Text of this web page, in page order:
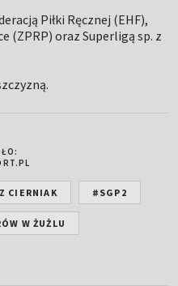
Piłki Ręcznej (EHF),
(ZPRP) oraz Superligą sp. z
CIERNIAK #SGP2
W ŻUŻLU